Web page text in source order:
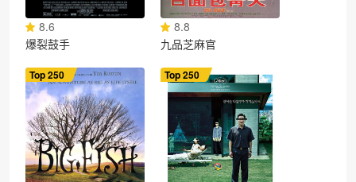
8.6
爆裂鼓手
8.8
九品芝麻官
Top 250 Top 250